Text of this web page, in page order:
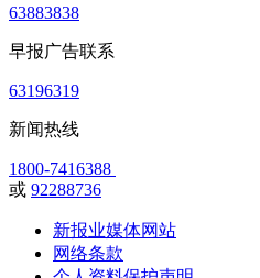
63883838
早报广告联系
63196319
新闻热线
1800-7416388
或 92288736
新报业媒体网站
网络条款